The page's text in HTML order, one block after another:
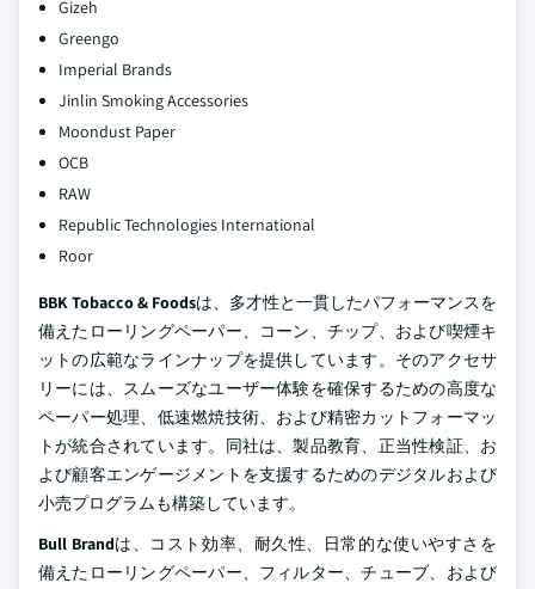
Gizeh
Greengo
Imperial Brands
Jinlin Smoking Accessories
Moondust Paper
OCB
RAW
Republic Technologies International
Roor
BBK Tobacco & Foodsは、多才性と一貫したパフォーマンスを
備えたローリングペーパー、コーン、チップ、および喫煙キ
ットの広範なラインナップを提供しています。そのアクセサ
リーには、スムーズなユーザー体験を確保するための高度な
ペーパー処理、低速燃焼技術、および精密カットフォーマッ
トが統合されています。同社は、製品教育、正当性検証、お
よび顧客エンゲージメントを支援するためのデジタルおよび
小売プログラムも構築しています。
Bull Brandは、コスト効率、耐久性、日常的な使いやすさを
備えたローリングペーパー、フィルター、チューブ、および